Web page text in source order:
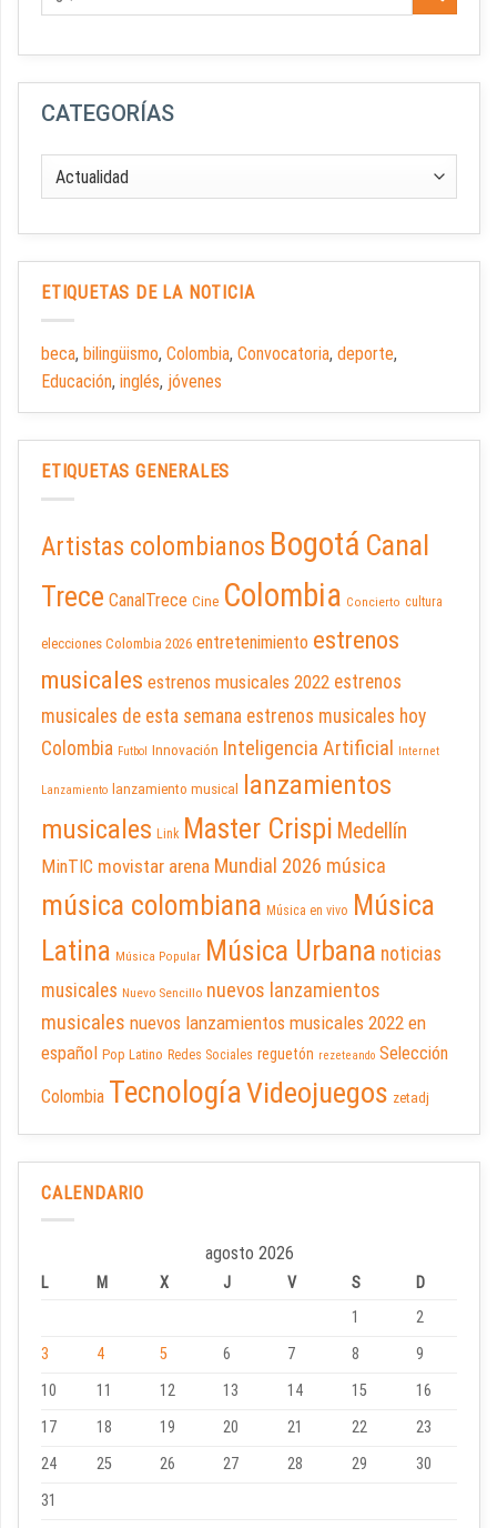
CATEGORÍAS
ETIQUETAS DE LA NOTICIA
beca, bilingüismo, Colombia, Convocatoria, deporte,
Educación, inglés, jóvenes
ETIQUETAS GENERALES
Artistas colombianos Bogotá Canal
Trece CanalTrece Cine Colombia Concierto cultura
elecciones Colombia 2026 entretenimiento estrenos
musicales estrenos musicales 2022 estrenos
musicales de esta semana estrenos musicales hoy
Colombia Futbol Innovación Inteligencia Artificial Internet
Lanzamiento lanzamiento musical lanzamientos
musicales Link Master Crispi Medellín
MinTIC movistar arena Mundial 2026 música
música colombiana Música en vivo Música
Latina Música Popular Música Urbana noticias
musicales Nuevo Sencillo nuevos lanzamientos
musicales nuevos lanzamientos musicales 2022 en
español Pop Latino Redes Sociales reguetón rezeteando Selección
Colombia TecnologíaVideojuegos zetadj
CALENDARIO
agosto 2026
L M X J V S
D
1
2
3
4 5 6 7 8
9
10
11 12 13 14 15
16
17
18 19 20 21 22
23
24
25 26 27 28 29
30
31